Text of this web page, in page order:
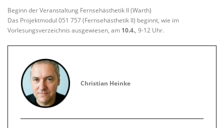
Beginn der Veranstaltung Fernsehästhetik II (Warth)
Das Projektmodul 051 757 (Fernsehästhetik II) beginnt, wie im
Vorlesungsverzeichnis ausgewiesen, am 10.4., 9-12 Uhr.
Christian Heinke